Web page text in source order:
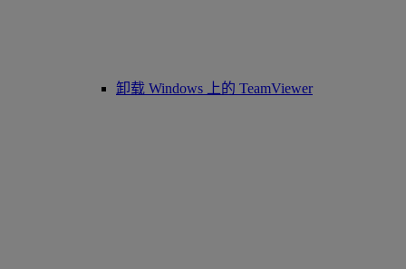
卸载 Windows 上的 TeamViewer